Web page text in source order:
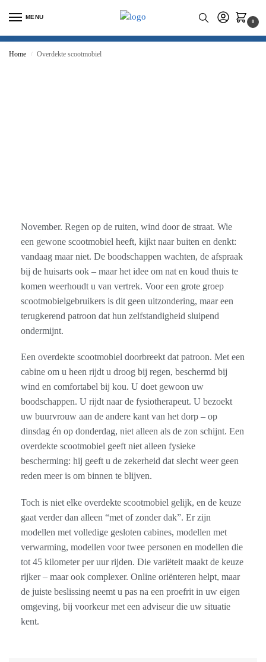
MENU
0
Home / Overdekte scootmobiel
November. Regen op de ruiten, wind door de straat. Wie
een gewone scootmobiel heeft, kijkt naar buiten en denkt:
vandaag maar niet. De boodschappen wachten, de afspraak
bij de huisarts ook – maar het idee om nat en koud thuis te
komen weerhoudt u van vertrek. Voor een grote groep
scootmobielgebruikers is dit geen uitzondering, maar een
terugkerend patroon dat hun zelfstandigheid sluipend
ondermijnt.
Een overdekte scootmobiel doorbreekt dat patroon. Met een
cabine om u heen rijdt u droog bij regen, beschermd bij
wind en comfortabel bij kou. U doet gewoon uw
boodschappen. U rijdt naar de fysiotherapeut. U bezoekt
uw buurvrouw aan de andere kant van het dorp – op
dinsdag én op donderdag, niet alleen als de zon schijnt. Een
overdekte scootmobiel geeft niet alleen fysieke
bescherming: hij geeft u de zekerheid dat slecht weer geen
reden meer is om binnen te blijven.
Toch is niet elke overdekte scootmobiel gelijk, en de keuze
gaat verder dan alleen “met of zonder dak”. Er zijn
modellen met volledige gesloten cabines, modellen met
verwarming, modellen voor twee personen en modellen die
tot 45 kilometer per uur rijden. Die variëteit maakt de keuze
rijker – maar ook complexer. Online oriënteren helpt, maar
de juiste beslissing neemt u pas na een proefrit in uw eigen
omgeving, bij voorkeur met een adviseur die uw situatie
kent.